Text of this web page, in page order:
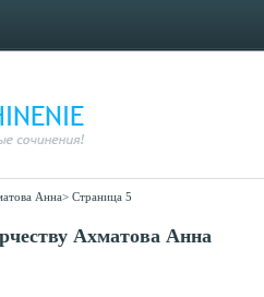
Анна> Страница 5
Ахматова Анна